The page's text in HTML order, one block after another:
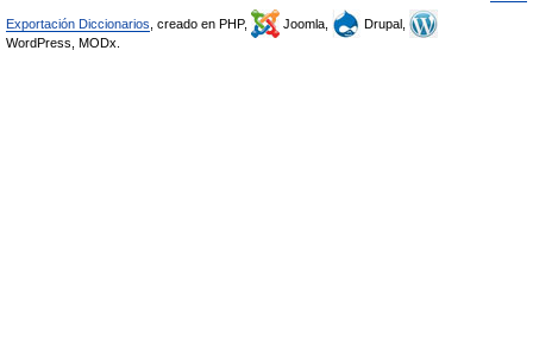
Exportación Diccionarios , creado en PHP, Joomla,
Drupal,
WordPress, MODx.